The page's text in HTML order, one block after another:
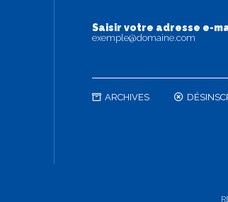
Saisir votre adresse e-
exemple@domaine.com
ARCHIVES